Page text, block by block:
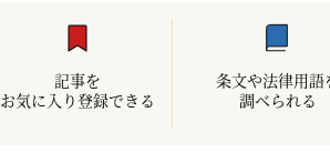
記事を
お気に入り登録できる
条文や法律用語
調べられる